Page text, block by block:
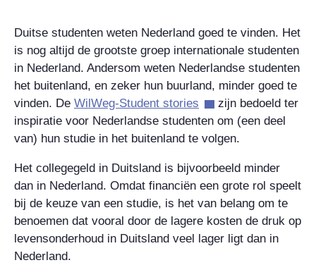
Duitse studenten weten Nederland goed te vinden. Het
is nog altijd de grootste groep internationale studenten
in Nederland. Andersom weten Nederlandse studenten
het buitenland, en zeker hun buurland, minder goed te
vinden. De WilWeg-Student stories
zijn bedoeld ter
inspiratie voor Nederlandse studenten om (een deel
van) hun studie in het buitenland te volgen.
Het collegegeld in Duitsland is bijvoorbeeld minder
dan in Nederland. Omdat financiën een grote rol speelt
bij de keuze van een studie, is het van belang om te
benoemen dat vooral door de lagere kosten de druk op
levensonderhoud in Duitsland veel lager ligt dan in
Nederland.